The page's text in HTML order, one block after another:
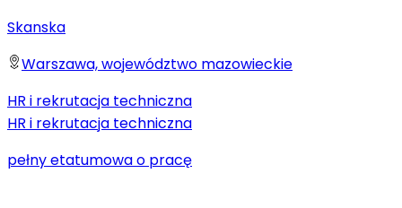
Skanska
Warszawa, województwo mazowieckie
HR i rekrutacja techniczna
HR i rekrutacja techniczna
pełny etatumowa o pracę